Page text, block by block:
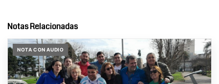
Notas Relacionadas
NOTA CON AUDIO